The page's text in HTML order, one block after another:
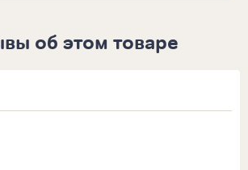
об этом товаре